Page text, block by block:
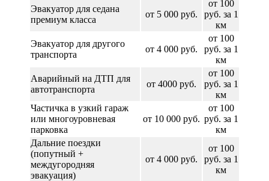
Эвакуатор для седана
премиум класса
от 5 000 руб.
от 100
руб. за 1
км
Эвакуатор для другого
транспорта
от 4 000 руб.
от 100
руб. за 1
км
Аварийный на ДТП для
автотранспорта
от 4000 руб.
от 100
руб. за 1
км
Частичка в узкий гараж
или многоуровневая
парковка
от 10 000 руб.
от 100
руб. за 1
км
Дальние поездки
(попутный +
междугородняя
эвакуация)
от 4 000 руб.
от 100
руб. за 1
км